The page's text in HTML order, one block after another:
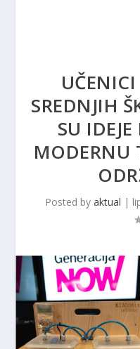
SREDNJIH
SU IDEJE
MODERNU
Posted by aktual |